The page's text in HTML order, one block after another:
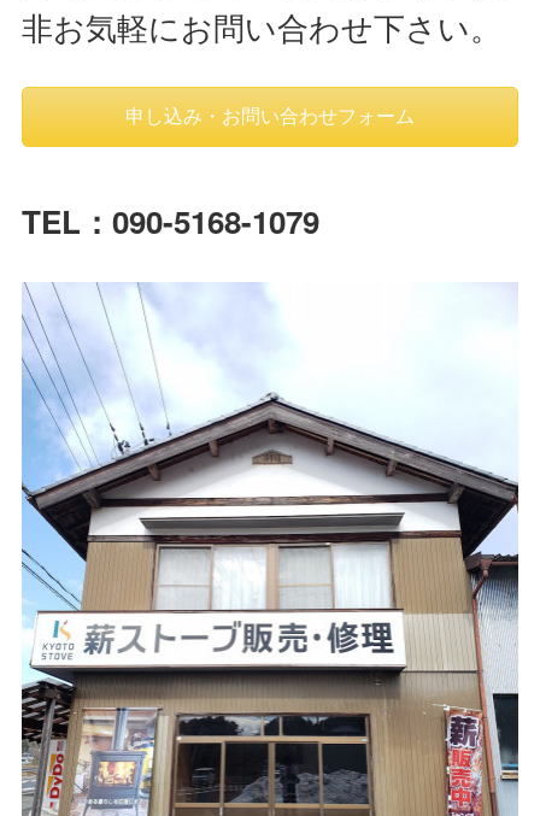
非お気軽にお問い合わせ下さい。
申し込み・お問い合わせフォーム
TEL：090-5168-1079